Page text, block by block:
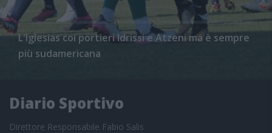
L'Iglesias coi portieri Idrissi e Atzeni ma è sempre
più sudamericana
Diario Sportivo
Direttore Responsabile Fabio Salis